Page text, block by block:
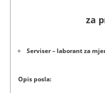
za
Serviser – laborant za
Opis posla: